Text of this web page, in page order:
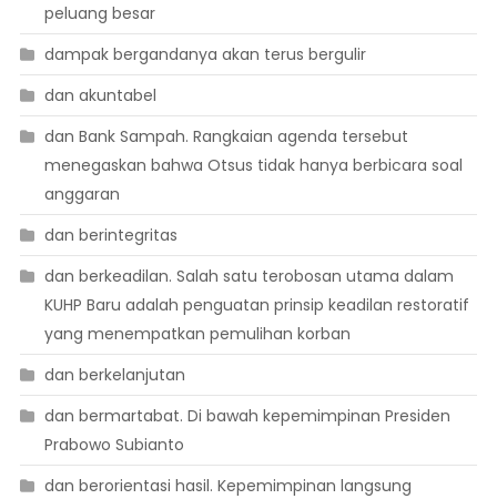
peluang besar
dampak bergandanya akan terus bergulir
dan akuntabel
dan Bank Sampah. Rangkaian agenda tersebut
menegaskan bahwa Otsus tidak hanya berbicara soal
anggaran
dan berintegritas
dan berkeadilan. Salah satu terobosan utama dalam
KUHP Baru adalah penguatan prinsip keadilan restoratif
yang menempatkan pemulihan korban
dan berkelanjutan
dan bermartabat. Di bawah kepemimpinan Presiden
Prabowo Subianto
dan berorientasi hasil. Kepemimpinan langsung